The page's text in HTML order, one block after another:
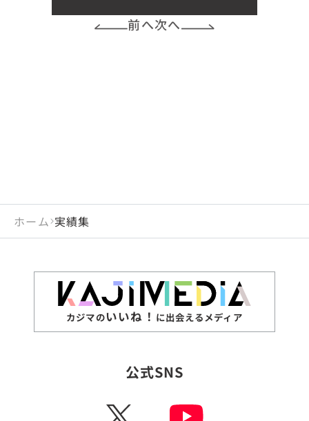
前へ次へ
ホーム 実績集
カジマのいいね！ に出会えるメディア
公式SNS
X